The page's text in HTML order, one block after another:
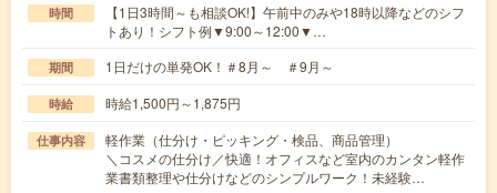
時間
【1日3時間～も相談OK!】午前中のみや18時以降などのシフ
トあり！シフト例▼9:00～12:00▼…
期間 1日だけの単発OK！＃8月～ ＃9月～
時給 時給1,500円～1,875円
仕事内容
軽作業（仕分け・ピッキング・検品、商品管理）
＼コスメの仕分け／快適！オフィスなど室内のカンタン軽作
業書類整理や仕分けなどのシンプルワーク！未経験…